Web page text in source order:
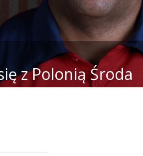
z Polonią Środa